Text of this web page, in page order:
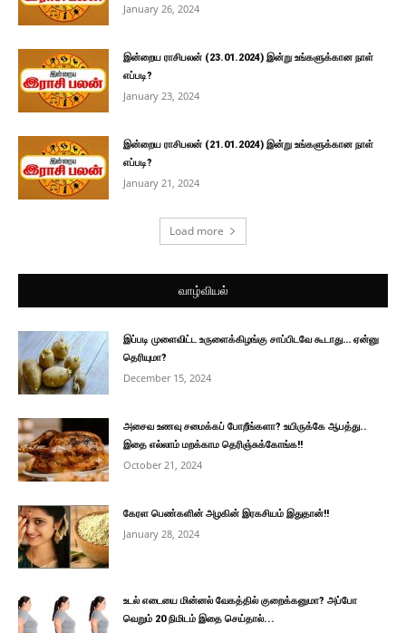
January 26, 2024
இன்றைய ராசிபலன் (23.01.2024) இன்று உங்களுக்கான நாள்
எப்படி?
January 23, 2024
இன்றைய ராசிபலன் (21.01.2024) இன்று உங்களுக்கான நாள்
எப்படி?
January 21, 2024
Load more
வாழ்வியல்
இப்படி முளைவிட்ட உருளைக்கிழங்கு சாப்பிடவே கூடாது… ஏன்னு
தெரியுமா?
December 15, 2024
அசைவ உணவு சமைக்கப் போறீங்களா? உயிருக்கே ஆபத்து..
இதை எல்லாம் மறக்காம தெரிஞ்சுக்கோங்க!!
October 21, 2024
கேரள பெண்களின் அழகின் இரகசியம் இதுதான்!!
January 28, 2024
உடல் எடையை மின்னல் வேகத்தில் குறைக்கனுமா? அப்போ
வெறும் 20 நிமிடம் இதை செய்தால்...